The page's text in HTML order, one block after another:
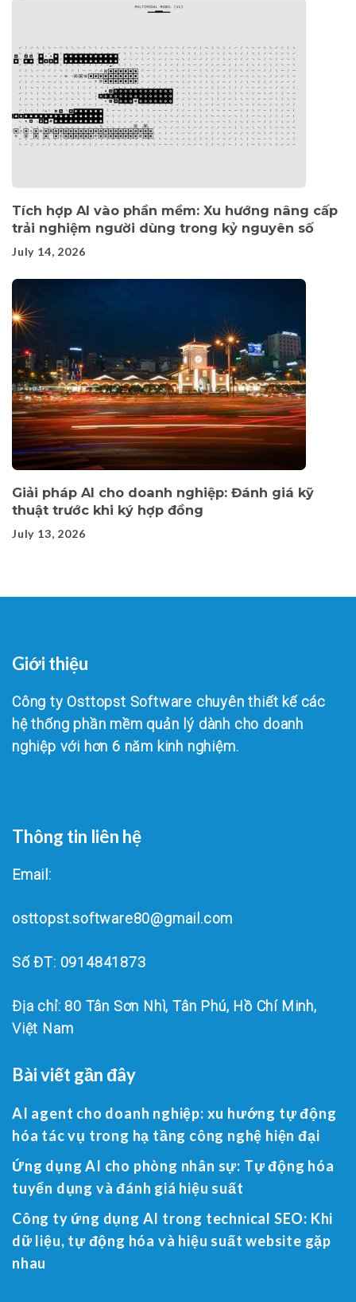
Tích hợp AI vào phần mềm: Xu hướng nâng cấp
trải nghiệm người dùng trong kỷ nguyên số
July 14, 2026
Giải pháp AI cho doanh nghiệp: Đánh giá kỹ
thuật trước khi ký hợp đồng
July 13, 2026
Giới thiệu
Công ty Osttopst Software chuyên thiết kế các
hệ thống phần mềm quản lý dành cho doanh
nghiệp với hơn 6 năm kinh nghiệm.
Thông tin liên hệ
Email:
osttopst.software80@gmail.com
Số ĐT: 0914841873
Địa chỉ: 80 Tân Sơn Nhì, Tân Phú, Hồ Chí Minh,
Việt Nam
Bài viết gần đây
AI agent cho doanh nghiệp: xu hướng tự động
hóa tác vụ trong hạ tầng công nghệ hiện đại
Ứng dụng AI cho phòng nhân sự: Tự động hóa
tuyển dụng và đánh giá hiệu suất
Công ty ứng dụng AI trong technical SEO: Khi
dữ liệu, tự động hóa và hiệu suất website gặp
nhau